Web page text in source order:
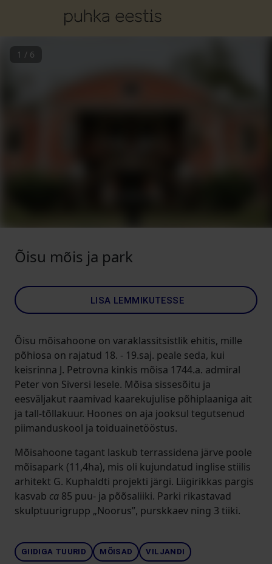
1 / 6
Õisu mõis ja park
LISA LEMMIKUTESSE
Õisu mõisahoone on varaklassitsistlik ehitis, mille
põhiosa on rajatud 18. - 19.saj. peale seda, kui
keisrinna J. Petrovna kinkis mõisa 1744.a. admiral
Peter von Siversi lesele. Mõisa sissesõitu ja
eesväljakut raamivad kaarekujulise põhiplaaniga ait
ja tall-tõllakuur. Hoones on aja jooksul tegutsenud
piimanduskool ja toiduainetööstus.
Mõisahoone tagant laskub terrassidena järve poole
mõisapark (11,4ha), mis oli kujundatud inglise stiilis
arhitekt G. Kuphaldti projekti järgi. Liigirikkas pargis
kasvab ca 85 puu- ja põõsaliiki. Parki rikastavad
skulptuurigrupp „Noorus”, purskkaev ning 3 tiiki.
GIIDIGA TUURID MÕISAD VILJANDI